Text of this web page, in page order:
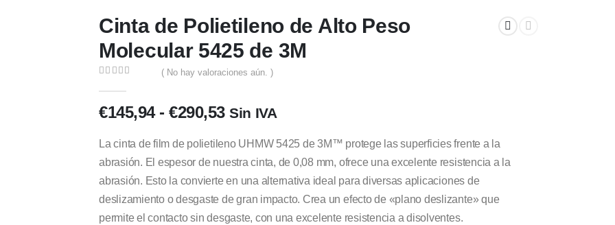
Cinta de Polietileno de Alto Peso
Molecular 5425 de 3M
( No hay valoraciones aún. )
€145,94 - €290,53Rango
precios:
desde
€145,94
hasta
€290,53
Sin IVA
La cinta de film de polietileno UHMW 5425 de 3M™ protege las superficies frente a la
abrasión. El espesor de nuestra cinta, de 0,08 mm, ofrece una excelente resistencia a la
abrasión. Esto la convierte en una alternativa ideal para diversas aplicaciones de
deslizamiento o desgaste de gran impacto. Crea un efecto de «plano deslizante» que
permite el contacto sin desgaste, con una excelente resistencia a disolventes.